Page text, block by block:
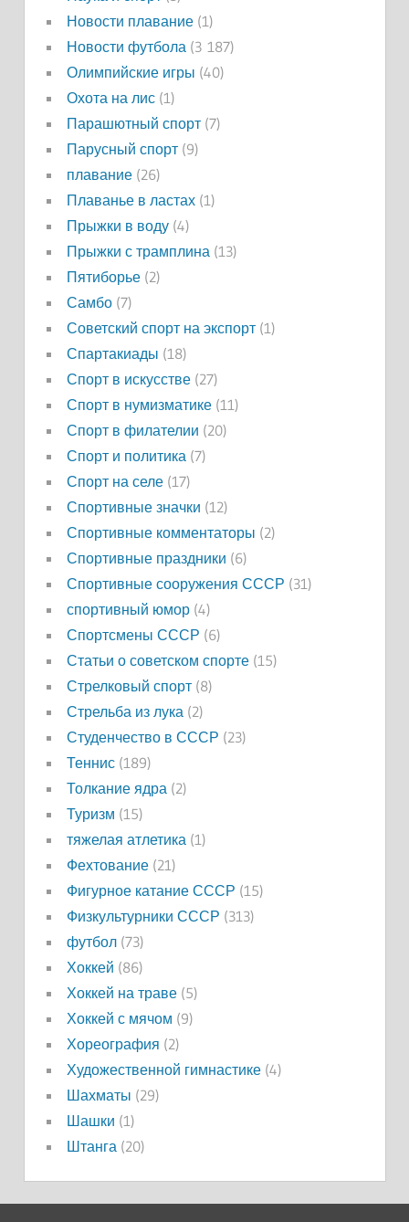
Новости плавание(1)
Новости футбола(3 187)
Олимпийские игры (40)
Охота на лис(1)
Парашютный спорт(7)
Парусный спорт(9)
плавание(26)
Плаванье в ластах(1)
Прыжки в воду(4)
Прыжки с трамплина(13)
Пятиборье(2)
Самбо(7)
Советский спорт на экспорт(1)
Спартакиады (18)
Спорт в искусстве(27)
Спорт в нумизматике(11)
Спорт в филателии (20)
Спорт и политика(7)
Спорт на селе(17)
Спортивные значки (12)
Спортивные комментаторы (2)
Спортивные праздники (6)
Спортивные сооружения СССР (31)
спортивный юмор(4)
Спортсмены СССР (6)
Статьи о советском спорте(15)
Стрелковый спорт(8)
Стрельба из лука(2)
Студенчество в СССР (23)
Теннис(189)
Толкание ядра(2)
Туризм (15)
тяжелая атлетика(1)
Фехтование(21)
Фигурное катание СССР (15)
Физкультурники СССР (313)
футбол(73)
Хоккей (86)
Хоккей на траве(5)
Хоккей с мячом (9)
Хореография (2)
Художественной гимнастике(4)
Шахматы (29)
Шашки (1)
Штанга(20)